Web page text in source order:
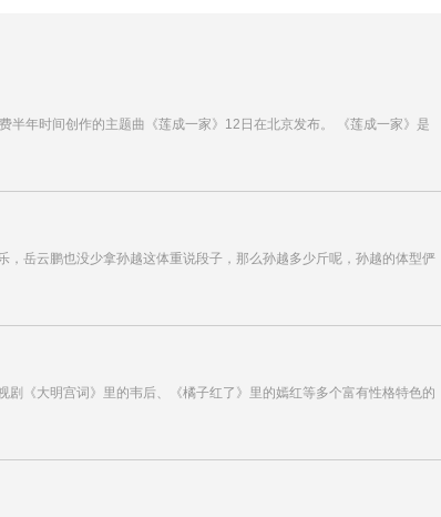
半年时间创作的主题曲《莲成一家》12日在北京发布。 《莲成一家》是
岳云鹏也没少拿孙越这体重说段子，那么孙越多少斤呢，孙越的体型俨
《大明宫词》里的韦后、《橘子红了》里的嫣红等多个富有性格特色的